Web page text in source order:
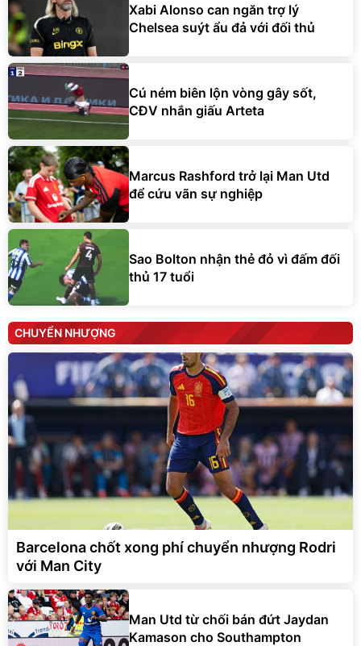
Xabi Alonso can ngăn trợ lý
Chelsea suýt ẩu đả với đối thủ
Cú ném biên lộn vòng gây sốt,
CĐV nhắn giấu Arteta
Marcus Rashford trở lại Man Utd
để cứu vãn sự nghiệp
Sao Bolton nhận thẻ đỏ vì đấm đối
thủ 17 tuổi
CHUYỂN NHƯỢNG
Barcelona chốt xong phí chuyển nhượng Rodri
với Man City
Man Utd từ chối bán đứt Jaydan
Kamason cho Southampton